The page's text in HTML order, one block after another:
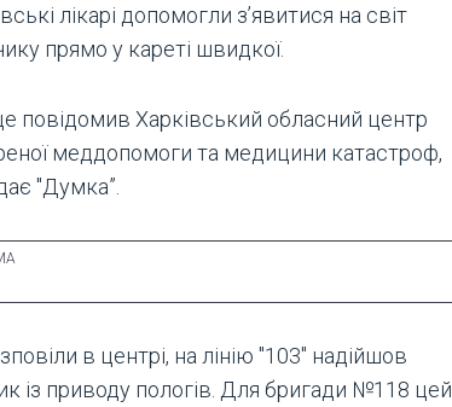
лікарі допомогли з’явитися на світ
прямо у кареті швидкої.
повідомив Харківський обласний центр
меддопомоги та медицини катастроф,
"Думка”.
в центрі, на лінію "103" надійшов
із приводу пологів. Для бригади №118 цей